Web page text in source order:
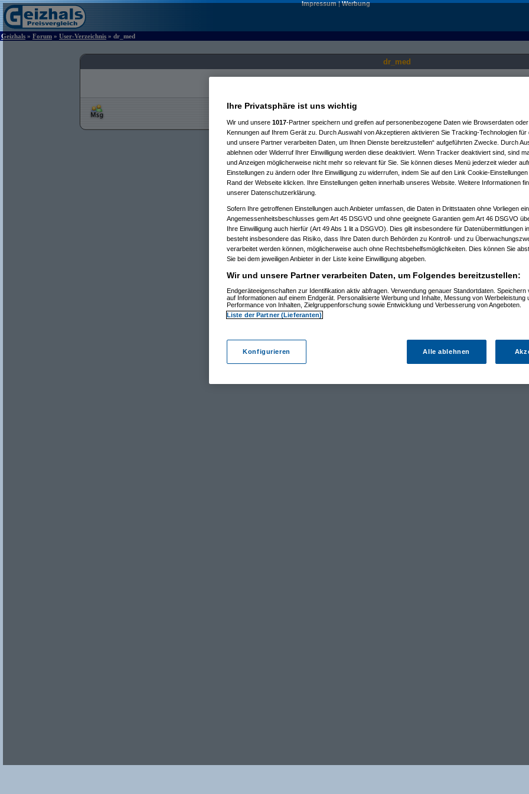
Impressum|Werbung
Geizhals » Forum » User-Verzeichnis » dr_med
dr_med
Ihre Privatsphäre ist uns wichtig
Wir und unsere 1017-Partner speichern und greifen auf personenbezogene Daten wie Browserdaten
Kennungen auf Ihrem Gerät zu. Durch Auswahl von Akzeptieren aktivieren Sie Tracking-Technologien für
und unsere Partner verarbeiten Daten, um Ihnen Dienste bereitzustellen“ aufgeführten Zwecke. Durch
ablehnen oder Widerruf Ihrer Einwilligung werden diese deaktiviert. Wenn Tracker deaktiviert sind, sind
und Anzeigen möglicherweise nicht mehr so relevant für Sie. Sie können dieses Menü jederzeit wieder
Einstellungen zu ändern oder Ihre Einwilligung zu widerrufen, indem Sie auf den Link Cookie-
Rand der Webseite klicken. Ihre Einstellungen gelten innerhalb unseres Website. Weitere Informationen
unserer Datenschutzerklärung.
Sofern Ihre getroffenen Einstellungen auch Anbieter umfassen, die Daten in Drittstaaten ohne Vorliegen
Angemessenheitsbeschlusses gem Art 45 DSGVO und ohne geeignete Garantien gem Art 46 DSGVO
Ihre Einwilligung auch hierfür (Art 49 Abs 1 lit a DSGVO). Dies gilt insbesondere für Datenübermittlungen
besteht insbesondere das Risiko, dass Ihre Daten durch Behörden zu Kontroll- und zu
verarbeitet werden können, möglicherweise auch ohne Rechtsbehelfsmöglichkeiten. Dies können Sie
Sie bei dem jeweiligen Anbieter in der Liste keine Einwilligung abgeben.
Wir und unsere Partner verarbeiten Daten, um Folgendes bereitzustellen:
Endgeräteeigenschaften zur Identifikation aktiv abfragen. Verwendung genauer Standortdaten. Speichern
auf Informationen auf einem Endgerät. Personalisierte Werbung und Inhalte, Messung von Werbeleistung
Performance von Inhalten, Zielgruppenforschung sowie Entwicklung und Verbesserung von Angeboten.
Liste der Partner (Lieferanten)
Konfigurieren Alle ablehnen